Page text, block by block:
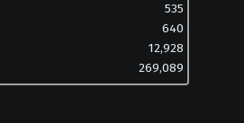
535
640
12,928
269,089